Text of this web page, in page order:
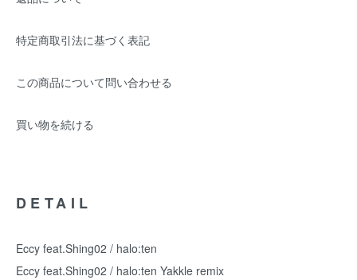
特定商取引法に基づく表記
この商品について問い合わせる
買い物を続ける
DETAIL
Eccy feat.Shing02 / halo:ten
Eccy feat.Shing02 / halo:ten Yakkle remix